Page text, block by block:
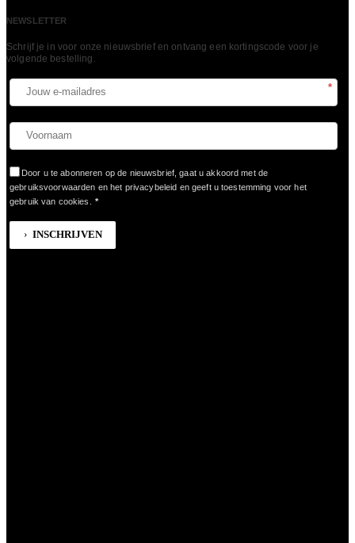
NEWSLETTER
Schrijf je in voor onze nieuwsbrief en ontvang een kortingscode voor je
volgende bestelling.​
*
Door u te abonneren op de nieuwsbrief, gaat u akkoord met de
gebruiksvoorwaarden en het privacybeleid en geeft u toestemming voor het
gebruik van cookies.
*
INSCHRIJVEN